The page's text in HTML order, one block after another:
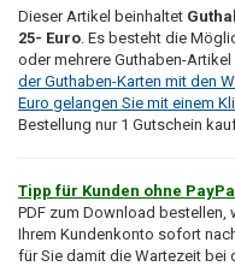
Dieser Artikel beinhaltet
25- Euro . Es besteht die
oder mehrere Guthaben-
der Guthaben-Karten mit den
Euro gelangen Sie mit einem
Bestellung nur 1 Gutschein
Tipp für Kunden ohne
PDF zum Download bestellen,
Ihrem Kundenkonto sofort
für Sie damit die Wartezeit bei